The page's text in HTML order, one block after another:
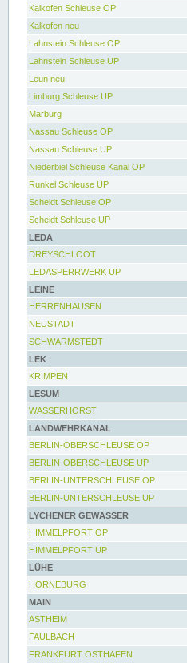
Kalkofen Schleuse OP
Kalkofen neu
Lahnstein Schleuse OP
Lahnstein Schleuse UP
Leun neu
Limburg Schleuse UP
Marburg
Nassau Schleuse OP
Nassau Schleuse UP
Niederbiel Schleuse Kanal OP
Runkel Schleuse UP
Scheidt Schleuse OP
Scheidt Schleuse UP
LEDA
DREYSCHLOOT
LEDASPERRWERK UP
LEINE
HERRENHAUSEN
NEUSTADT
SCHWARMSTEDT
LEK
KRIMPEN
LESUM
WASSERHORST
LANDWEHRKANAL
BERLIN-OBERSCHLEUSE OP
BERLIN-OBERSCHLEUSE UP
BERLIN-UNTERSCHLEUSE OP
BERLIN-UNTERSCHLEUSE UP
LYCHENER GEWÄSSER
HIMMELPFORT OP
HIMMELPFORT UP
LÜHE
HORNEBURG
MAIN
ASTHEIM
FAULBACH
FRANKFURT OSTHAFEN